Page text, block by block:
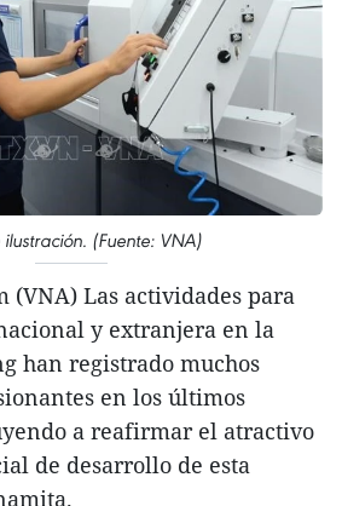
ilustración. (Fuente: VNA)
(VNA) Las actividades para
y extranjera en la
han registrado muchos
en los últimos
a reafirmar el atractivo
de desarrollo de esta